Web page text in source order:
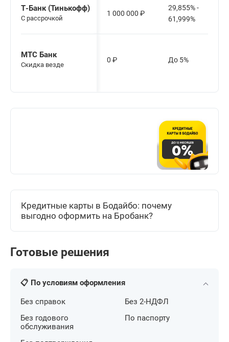
Т-Банк (Тинькофф)
С рассрочкой
1 000 000 ₽
29,855% -
61,999%
МТС Банк
Скидка везде
0 ₽ До 5%
Кредитные карты в Бодайбо: почему
выгодно оформить на Бробанк?
Готовые решения
📋 По условиям оформления
Без справок
Без годового
обслуживания
Без 2-НДФЛ
По паспорту